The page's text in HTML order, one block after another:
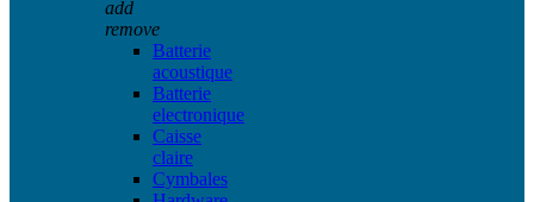
add
remove
Batterie
acoustique
Batterie
electronique
Caisse
claire
Cymbales